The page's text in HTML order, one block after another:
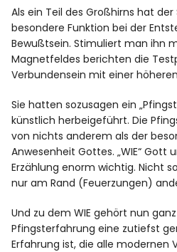
Als ein Teil des Großhirns hat
besondere Funktion bei der
Bewußtsein. Stimuliert man ihn
Magnetfeldes berichten die
Verbundensein mit einer
Sie hatten sozusagen ein
künstlich herbeigeführt. Die
von nichts anderem als der
Anwesenheit Gottes. „WIE“ Gott
Erzählung enorm wichtig. Nicht
nur am Rand (Feuerzungen)
Und zu dem WIE gehört nun
Pfingsterfahrung eine zutiefst
Erfahrung ist, die alle modernen